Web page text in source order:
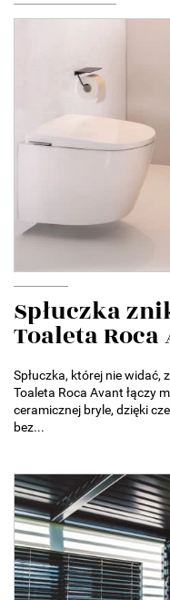
Spłuczka
Toaleta Roca
Spłuczka, której nie widać,
Toaleta Roca Avant łączy
ceramicznej bryle, dzięki
bez...